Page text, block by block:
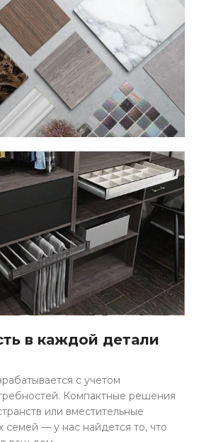
в каждой детали
с учетом
Компактные решения
или вместительные
— у нас найдется то, что